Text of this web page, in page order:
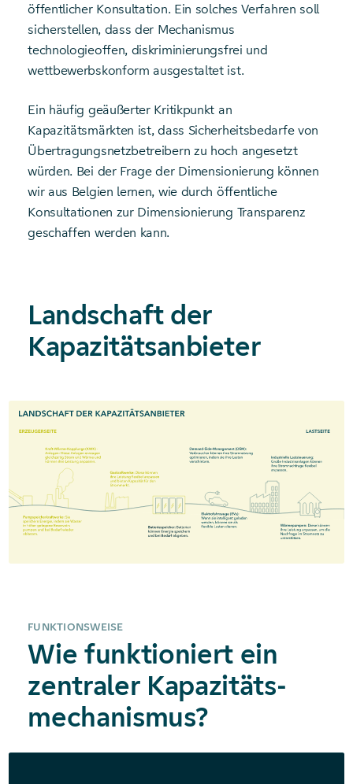
öffentlicher Konsultation. Ein solches Verfahren soll
sicherstellen, dass der Mechanismus
technologieoffen, diskriminierungsfrei und
wettbewerbskonform ausgestaltet ist.
Ein häufig geäußerter Kritikpunkt an
Kapazitätsmärkten ist, dass Sicherheitsbedarfe von
Übertragungsnetzbetreibern zu hoch angesetzt
würden. Bei der Frage der Dimensionierung können
wir aus Belgien lernen, wie durch öffentliche
Konsultationen zur Dimensionierung Transparenz
geschaffen werden kann.
Landschaft der
Kapazitätsanbieter
FUNKTIONSWEISE
Wie funktioniert ein
zentraler Kapazitäts­
mechanismus?